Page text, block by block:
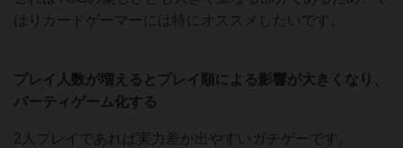
はりカードゲーマーには特にオススメしたいです。
プレイ人数が増えるとプレイ順による影響が大きくなり、
パーティゲーム化する
2人プレイであれば実力差が出やすいガチゲーです。